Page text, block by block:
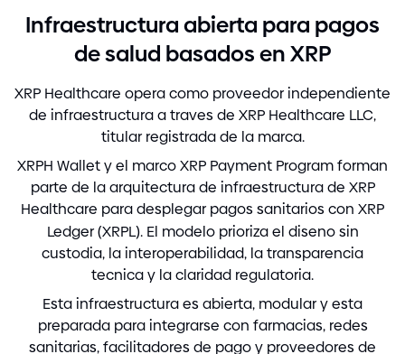
Infraestructura abierta para pagos
de salud basados en XRP
XRP Healthcare opera como proveedor independiente
de infraestructura a traves de XRP Healthcare LLC,
titular registrada de la marca.
XRPH Wallet y el marco XRP Payment Program forman
parte de la arquitectura de infraestructura de XRP
Healthcare para desplegar pagos sanitarios con XRP
Ledger(XRPL). El modelo prioriza el diseno sin
custodia, la interoperabilidad, la transparencia
tecnica y la claridad regulatoria.
Esta infraestructura es abierta, modular y esta
preparada para integrarse con farmacias, redes
sanitarias, facilitadores de pago y proveedores de